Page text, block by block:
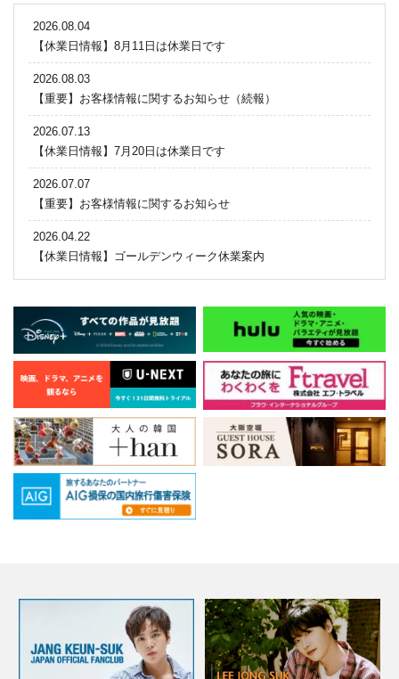
2026.08.04
【休業日情報】8月11日は休業日です
2026.08.03
【重要】お客様情報に関するお知らせ（続報）
2026.07.13
【休業日情報】7月20日は休業日です
2026.07.07
【重要】お客様情報に関するお知らせ
2026.04.22
【休業日情報】ゴールデンウィーク休業案内